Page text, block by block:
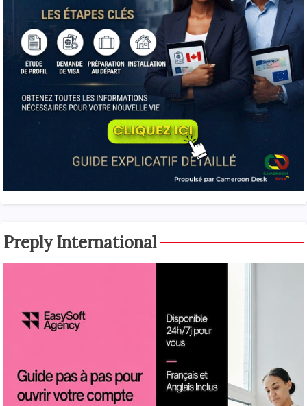
Preply International